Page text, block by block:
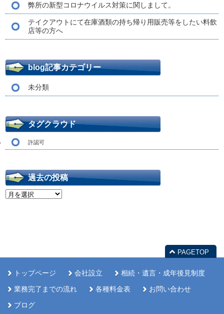
弊所の新型コロナウイルス対策に関しまして。
テイクアウトにて在庫酒類の持ち帰り用販売等をしたい料飲
店等の方へ
blog記事カテゴリー
未分類
タグクラウド
許認可
過去の投稿
過
PAGETOP
トップページ 会社設立 相続・遺言・成年後見制度
業務完了までの流れ 各種料金表 お問い合わせ
ブログ